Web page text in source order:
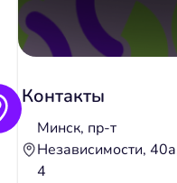
Контакты
Минск, пр-т
Независимости,
4